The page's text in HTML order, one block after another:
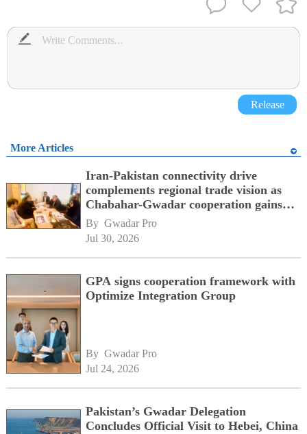
Release
More Articles
Iran-Pakistan connectivity drive
complements regional trade vision as
Chabahar-Gwadar cooperation gains
momentum alongside China's BRI
network
By Gwadar Pro
Jul 30, 2026
GPA signs cooperation framework with
Optimize Integration Group
By Gwadar Pro
Jul 24, 2026
Pakistan’s Gwadar Delegation
Concludes Official Visit to Hebei, China